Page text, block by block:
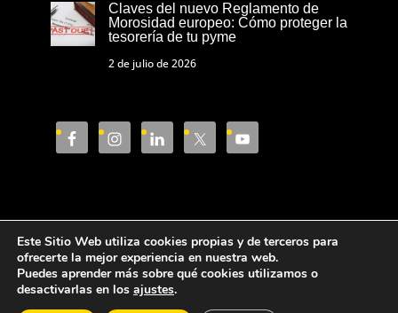
Claves del nuevo Reglamento de
Morosidad europeo: Cómo proteger la
tesorería de tu pyme
2 de julio de 2026
Aviso Legal
Política de privacidad
Política de cookies
Este Sitio Web utiliza cookies propias y de terceros para
ofrecerte la mejor experiencia en nuestra web.
Puedes aprender más sobre qué cookies utilizamos o
desactivarlas en los ajustes.